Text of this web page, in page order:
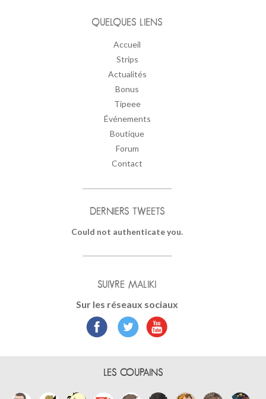
QUELQUES LIENS
Accueil
Strips
Actualités
Bonus
Tipeee
Événements
Boutique
Forum
Contact
DERNIERS TWEETS
Could not authenticate you.
SUIVRE MALIKI
Sur les réseaux sociaux
LES COUPAINS